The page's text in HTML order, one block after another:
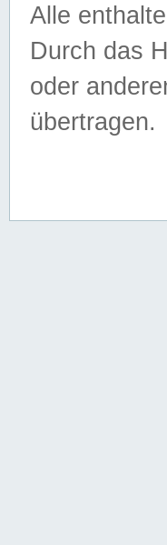
Alle
Durch das
oder
übertragen.